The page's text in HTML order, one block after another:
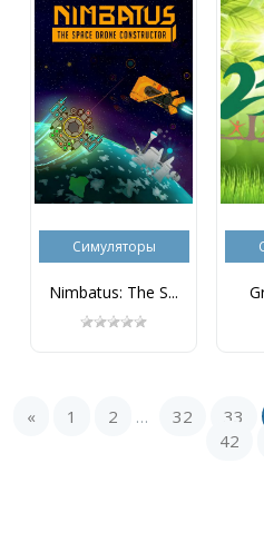
Симуляторы
Nimbatus: The S...
« 1 2 ... 32 33
42